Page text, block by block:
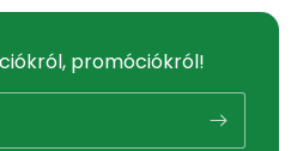
promóciókról!